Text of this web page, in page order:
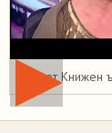
Мая от Книжен